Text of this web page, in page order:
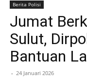
Berita Polisi
Jumat
Sulut,
Bantuan
- 24 Januari 2026